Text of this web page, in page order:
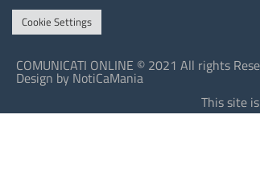
Cookie Settings
COMUNICATI ONLINE © 2021 All rights
Design by NotiCaMania
This site